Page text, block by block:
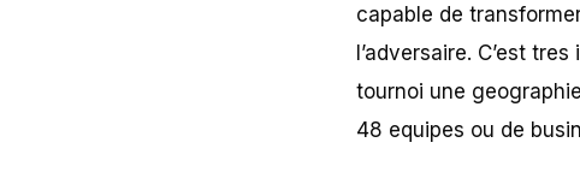
capable de
l’adversaire. C’est
tournoi une
48 equipes ou de